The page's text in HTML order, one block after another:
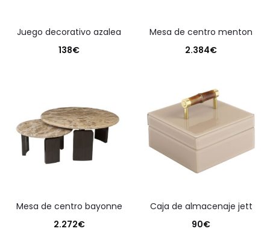
juego decorativo azalea
138€
mesa de centro menton
2.384€
mesa de centro bayonne
2.272€
caja de almacenaje jett
90€